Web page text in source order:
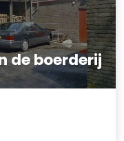
de boerderij